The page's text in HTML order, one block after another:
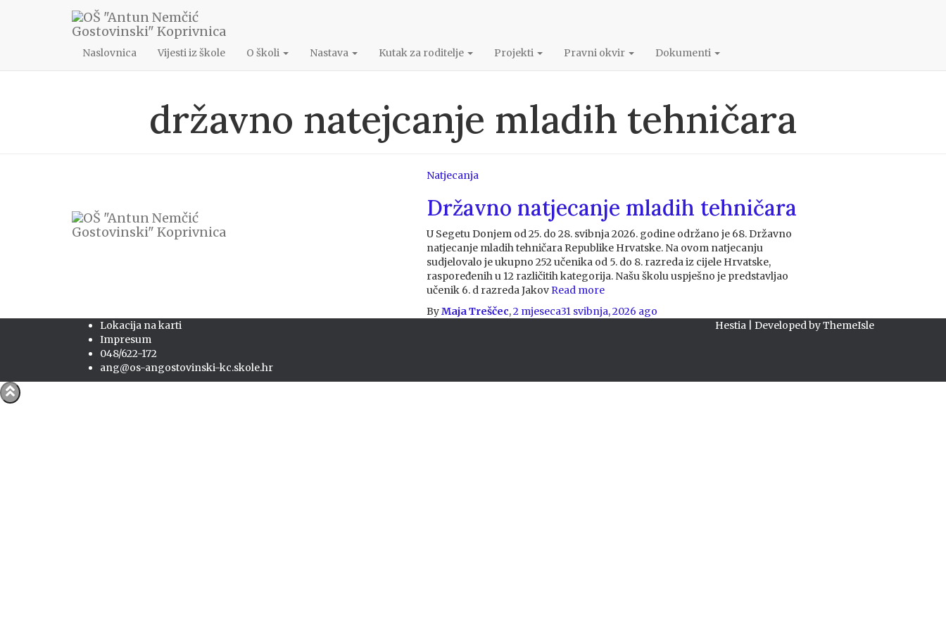
048/622-172
ang@os-angostovinski-kc.skole.hr
Naslovnica
Vijesti iz škole O školi Nastava Kutak za roditelje Projekti Pravni okvir Dokumenti
državno natejcanje mladih tehničara
Natjecanja
Državno natjecanje mladih tehničara
U Segetu Donjem od 25. do 28. svibnja 2026. godine održano je 68. Državno
natjecanje mladih tehničara Republike Hrvatske. Na ovom natjecanju
sudjelovalo je ukupno 252 učenika od 5. do 8. razreda iz cijele Hrvatske,
raspoređenih u 12 različitih kategorija. Našu školu uspješno je predstavljao
učenik 6. d razreda JakovRead more
ByMaja Treščec,2 mjeseca31 svibnja, 2026 ago
Lokacija na karti
Impresum
048/622-172
ang@os-angostovinski-kc.skole.hr
Hestia | Developed byThemeIsle